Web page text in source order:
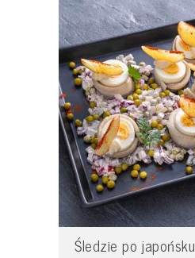
Śledzie po japońsku